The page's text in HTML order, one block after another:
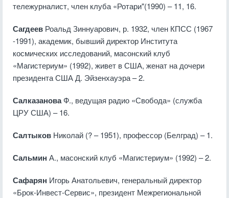
тележурналист, член клуба «Ротари"(1990) – 11, 16.
Сагдеев Роальд Зиннуарович, р. 1932, член КПСС (1967
-1991), академик, бывший директор Института
космических исследований, масонский клуб
«Магистериум» (1992), живет в США, женат на дочери
президента США Д. Эйзенхауэра – 2.
СалказановаФ., ведущая радио «Свобода» (служба
ЦРУ США) – 16.
Салтыков Николай (? – 1951), профессор (Белград) – 1.
Сальмин А., масонский клуб «Магистериум» (1992) – 2.
Сафарян Игорь Анатольевич, генеральный директор
«Брок-Инвест-Сервис», президент Межрегиональной